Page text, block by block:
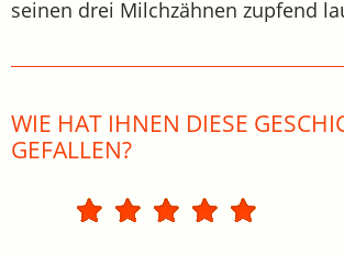
seinen drei Milchzähnen zupfend
WIE HAT IHNEN DIESE
GEFALLEN?